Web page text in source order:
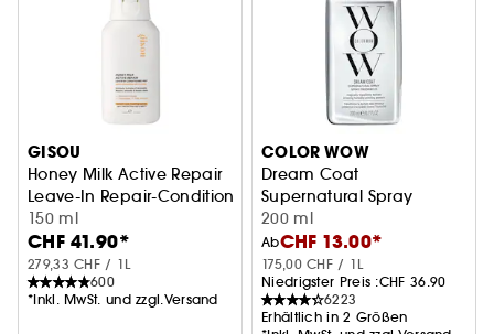
GISOU
Honey Milk Active Repair
Leave-In Repair-Conditioner Mist
150 ml
CHF 41.90*
279,33 CHF / 1L
600
*Inkl. MwSt. und zzgl.Versand
COLOR WOW
Dream Coat
Supernatural Spray
200 ml
AbCHF 13.00*
175,00 CHF / 1L
Niedrigster Preis :CHF 36.90
6223
Erhältlich in 2 Größen